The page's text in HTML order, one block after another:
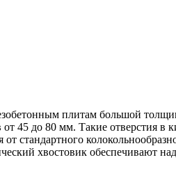
плитам большой
45 до 80 мм. Такие отверстия
от стандартного
хвостовик обеспечивают